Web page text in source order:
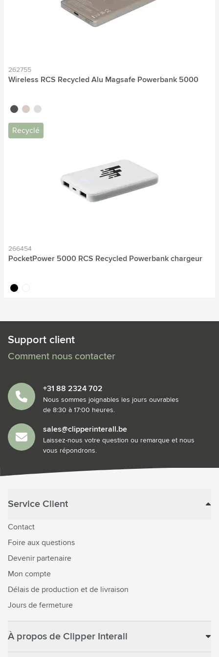
262755
Wireless RCS Recycled Alu Magsafe Powerbank 5000
noir titanebleu nordique
Recyclé
266454
PocketPower 5000 RCS Recycled Powerbank chargeur
noir blanc
Support client
Comment nous contacter
+31 88 2324 702
Nous sommes joignables les jours ouvrables
de 8:30 à 17:00 heures.
sales@clipperinterall.be
Laissez-nous votre question ou remarque et nous
vous répondrons.
Service Client
Contact
Foire aux questions
Devenir partenaire
Mon compte
Délais de production et de livraison
Jours de fermeture
À propos de Clipper Interall